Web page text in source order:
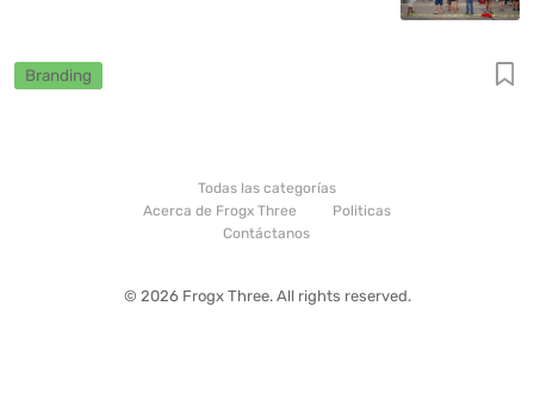
Branding
Todas las categorías
Acerca de Frogx Three
Politicas
Contáctanos
© 2026 Frogx Three. All rights reserved.